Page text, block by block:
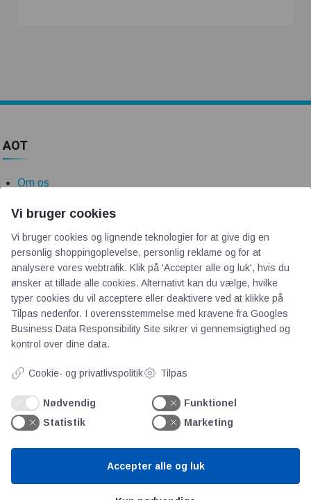
AOT
Om os
Kontakt
Persondata
Videncentre
Teknologisk Institut
Bitva
Litteratur
Forkortelser
Ståbi
Vi bruger cookies
Vi bruger cookies og lignende teknologier for at give dig en
personlig shoppingoplevelse, personlig reklame og for at
analysere vores webtrafik. Klik på 'Accepter alle og luk', hvis du
ønsker at tillade alle cookies. Alternativt kan du vælge, hvilke
typer cookies du vil acceptere eller deaktivere ved at klikke på
Tilpas nedenfor. I overensstemmelse med kravene fra Googles
Business Data Responsibility Site sikrer vi gennemsigtighed og
kontrol over dine data.
Cookie- og privatlivspolitik Tilpas
Nødvendig
Funktionel
Statistik
Marketing
Accepter alle og luk